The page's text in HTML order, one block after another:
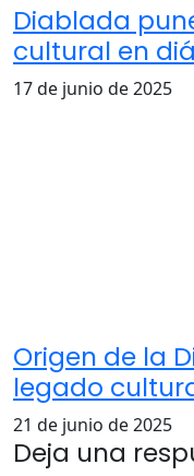
Diablada
cultural en
17 de junio de 2025
Origen de la
legado
21 de junio de 2025
Deja una